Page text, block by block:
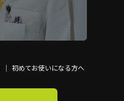
初めてお使いになる方へ